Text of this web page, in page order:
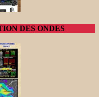
DES ONDES